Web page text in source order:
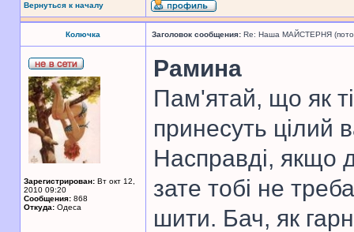
Вернуться к началу
Колючка Заголовок сообщения: Re: Наша МАЙСТЕРНЯ
Зарегистрирован: Вт окт 12,
2010 09:20
Сообщения: 868
Откуда: Одеса
Рамина
Пам'ятай, що як
принесуть цілий
Насправді, якщо
зате тобі не
шити. Бач, як